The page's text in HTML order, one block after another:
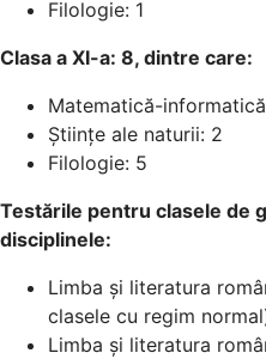
Filologie: 1
Clasa a XI-a: 8, dintre care:
Matematică-
Științe ale naturii: 2
Filologie: 5
Testările pentru clasele de
disciplinele:
Limba și literatura
clasele cu regim
Limba și literatura